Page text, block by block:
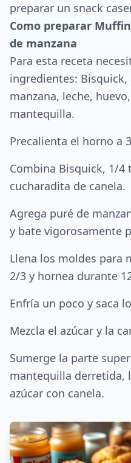
preparar un snack
Como preparar
de manzana
Para esta receta
ingredientes: Bisquick,
manzana, leche,
mantequilla.
Precalienta el horno a
Combina Bisquick, 1/4
cucharadita de canela.
Agrega puré de
y bate vigorosamente
Llena los moldes para
2/3 y hornea durante
Enfría un poco y saca
Mezcla el azúcar y la
Sumerge la parte
mantequilla derretida,
azúcar con canela.